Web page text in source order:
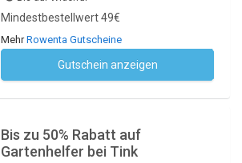
Mindestbestellwert 49€
MehrRowenta Gutscheine
Gutschein anzeigen
Bis zu 50% Rabatt auf
Gartenhelfer bei Tink